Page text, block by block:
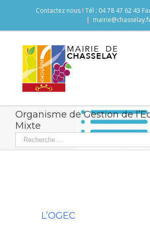
Contactez nous ! Tél : 04 78 47 62 43
|
Organisme de Gestion de
Mixte
L’OGEC